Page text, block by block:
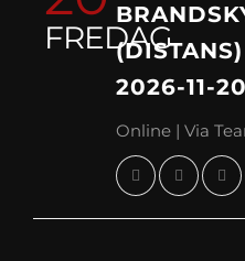
FREDAG
2026-11-20
Online | Via